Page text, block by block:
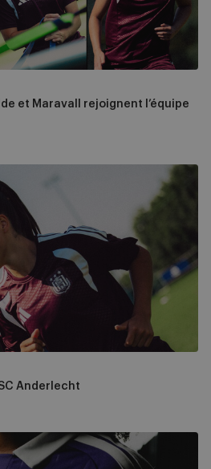
et Maravall rejoignent l’équipe
Anderlecht